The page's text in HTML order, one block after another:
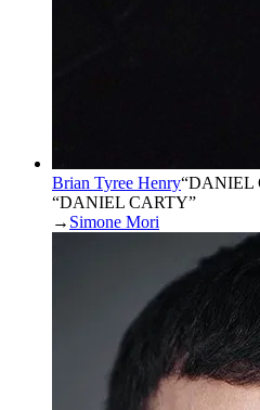
Brian Tyree Henry“DANIEL
“DANIEL CARTY”
→ Simone Mori